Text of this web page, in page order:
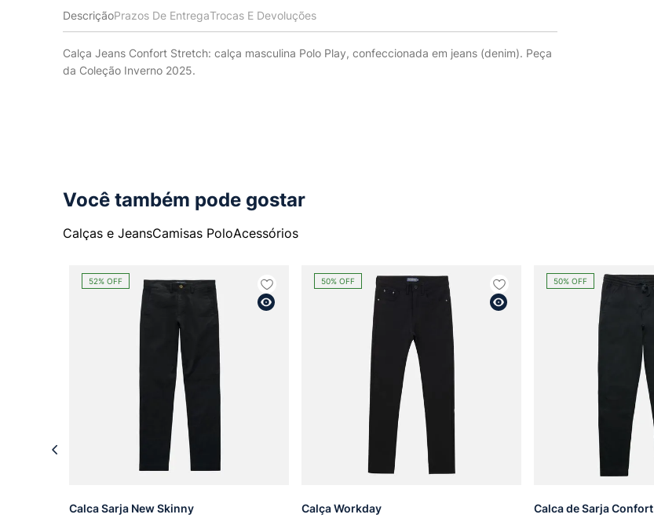
DescriçãoPrazos De EntregaTrocas E Devoluções
Calça Jeans Confort Stretch: calça masculina Polo Play, confeccionada em jeans (denim). Peça
da Coleção Inverno 2025.
Você também pode gostar
Calças e JeansCamisas PoloAcessórios
52% OFF
Calca Sarja New Skinny
50% OFF
Calça Workday
50% OFF
Calca de Sarja Confort